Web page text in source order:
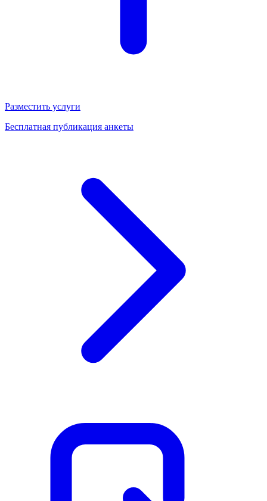
Разместить услуги
Бесплатная публикация анкеты